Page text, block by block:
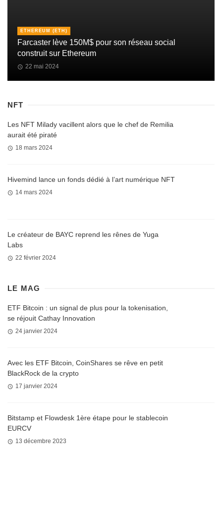
ETHEREUM (ETH)
Farcaster lève 150M$ pour son réseau social
construit sur Ethereum
22 mai 2024
NFT
Les NFT Milady vacillent alors que le chef de Remilia
aurait été piraté
18 mars 2024
Hivemind lance un fonds dédié à l’art numérique NFT
14 mars 2024
Le créateur de BAYC reprend les rênes de Yuga
Labs
22 février 2024
LE MAG
ETF Bitcoin : un signal de plus pour la tokenisation,
se réjouit Cathay Innovation
24 janvier 2024
Avec les ETF Bitcoin, CoinShares se rêve en petit
BlackRock de la crypto
17 janvier 2024
Bitstamp et Flowdesk 1ère étape pour le stablecoin
EURCV
13 décembre 2023